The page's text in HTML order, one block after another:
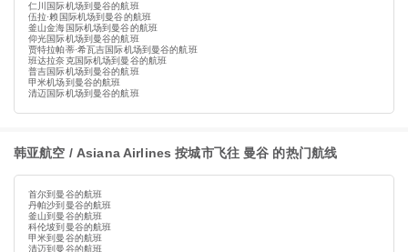
仁川国际机场到曼谷的航班
伍拉·赖国际机场到曼谷的航班
釜山金海国际机场到曼谷的航班
仰光国际机场到曼谷的航班
贾特拉帕蒂·希瓦吉国际机场到曼谷的航班
班达拉奈克国际机场到曼谷的航班
普吉国际机场到曼谷的航班
甲米机场到曼谷的航班
清迈国际机场到曼谷的航班
韩亚航空 / Asiana Airlines 按城市飞往 曼谷 的热门航线
首尔到曼谷的航班
丹帕沙到曼谷的航班
釜山到曼谷的航班
科伦坡到曼谷的航班
甲米到曼谷的航班
清迈到曼谷的航班